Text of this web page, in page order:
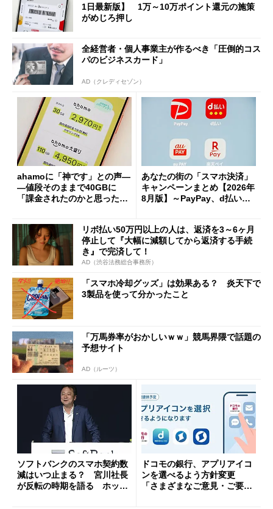
1日最新版】 1万～10万ポイント還元の施策
がめじろ押し
全経営者・個人事業主が作るべき「圧倒的コス
パのビジネスカード」
AD（クレディセゾン）
ahamoに「神です」との声―
―値段そのままで40GBに
「課金されたのかと思った」
あなたの街の「スマホ決済」
キャンペーンまとめ【2026年
8月版】～PayPay、d払い、a
リボ払い50万円以上の人は、返済を3～6ヶ月
停止して『大幅に減額してから返済する手続
き』で完済して！
AD（渋谷法務総合事務所）
「スマホ冷却グッズ」は効果ある？ 炎天下で
3製品を使って分かったこと
「万馬券率がおかしいｗｗ」競馬界隈で話題の
予想サイト
AD（ルーツ）
ソフトバンクのスマホ契約数
減はいつ止まる？ 宮川社長
が反転の時期を語る ホッピ
ドコモの銀行、アプリアイコ
ンを選べるよう方針変更
「さまざまなご意見・ご要望